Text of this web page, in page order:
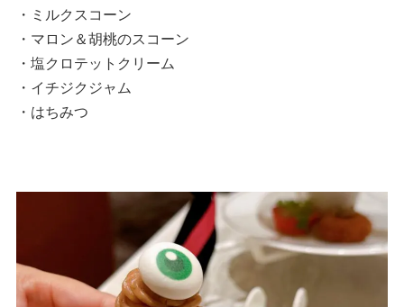
・ミルクスコーン
・マロン＆胡桃のスコーン
・塩クロテットクリーム
・イチジクジャム
・はちみつ